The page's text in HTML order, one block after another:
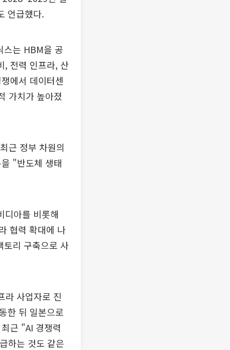
언급했다.
스는 HBM을 공
, 전력 인프라, 산
에서 데이터센
가치가 높아졌
근 정부 차원의
"반도체 생태
디아를 비롯해
협력 확대에 나
토리 구축으로 사
라 사업자로 진
한 뒤 일본으로
근 "AI 경쟁력
하는 것도 같은